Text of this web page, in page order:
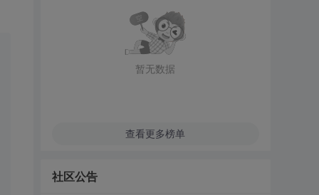
暂无数据
查看更多榜单
社区公告